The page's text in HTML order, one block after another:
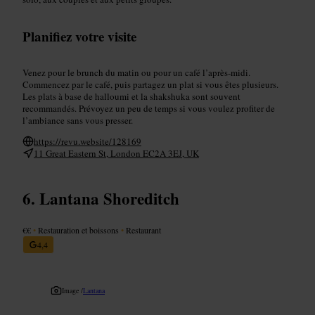
Planifiez votre visite
Venez pour le brunch du matin ou pour un café l’après‑midi.
Commencez par le café, puis partagez un plat si vous êtes plusieurs.
Les plats à base de halloumi et la shakshuka sont souvent
recommandés. Prévoyez un peu de temps si vous voulez profiter de
l’ambiance sans vous presser.
https://revu.website/128169
11 Great Eastern St, London EC2A 3EJ, UK
Lantana Shoreditch
€€ • Restauration et boissons • Restaurant
4,4
Image /Lantana